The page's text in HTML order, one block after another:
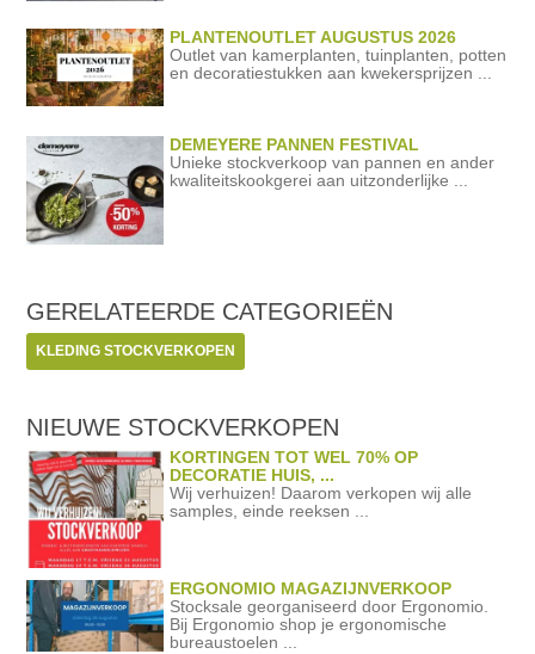
PLANTENOUTLET AUGUSTUS 2026
Outlet van kamerplanten, tuinplanten, potten
en decoratiestukken aan kwekersprijzen ...
DEMEYERE PANNEN FESTIVAL
Unieke stockverkoop van pannen en ander
kwaliteitskookgerei aan uitzonderlijke ...
GERELATEERDE CATEGORIEËN
KLEDING STOCKVERKOPEN
NIEUWE STOCKVERKOPEN
KORTINGEN TOT WEL 70% OP
DECORATIE HUIS, ...
Wij verhuizen! Daarom verkopen wij alle
samples, einde reeksen ...
ERGONOMIO MAGAZIJNVERKOOP
Stocksale georganiseerd door Ergonomio.
Bij Ergonomio shop je ergonomische
bureaustoelen ...